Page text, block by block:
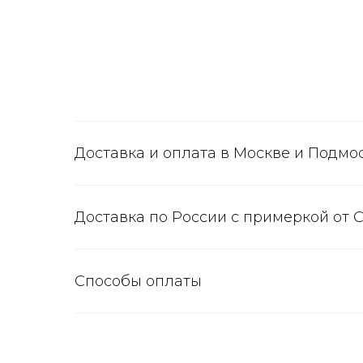
Доставка и оплата в Москве и
Доставка по России с примеркой от
Способы оплаты